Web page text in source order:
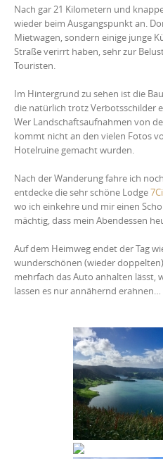
Nach gar 21 Kilometern und
wieder beim Ausgangspunkt an.
Mietwagen, sondern einige junge
Straße verirrt haben, sehr zur
Touristen.
Im Hintergrund zu sehen ist die
die natürlich trotz Verbotsschilder
Wer Landschaftsaufnahmen von
kommt nicht an den vielen Fotos
Hotelruine gemacht wurden.
Nach der Wanderung fahre ich
entdecke die sehr schöne Lodge
wo ich einkehre und mir einen
mächtig, dass mein Abendessen
Auf dem Heimweg endet der Tag
wunderschönen (wieder
mehrfach das Auto anhalten lässt,
lassen es nur annähernd erahnen…